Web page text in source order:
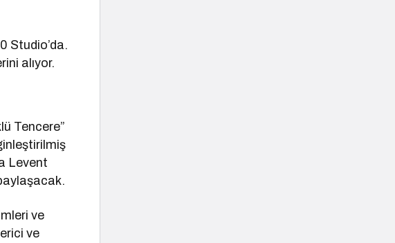
Studio’da.
alıyor.
Tencere”
Levent
ve
ve